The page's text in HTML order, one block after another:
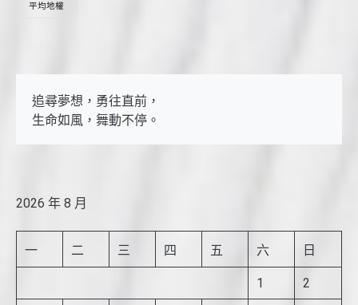
平均地權
追尋夢想，勇往直前，
生命如風，舞動不停。
2026 年 8 月
一 二 三 四 五 六 日
1 2